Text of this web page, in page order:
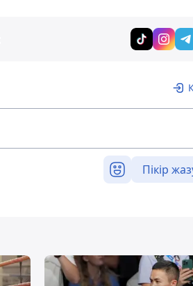
Пікір